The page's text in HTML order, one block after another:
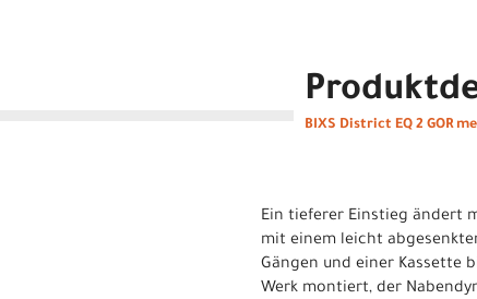
BIXS District EQ 2 GOR
Ein tieferer Einstieg ändert
mit einem leicht
Gängen und einer Kassette
Werk montiert, der